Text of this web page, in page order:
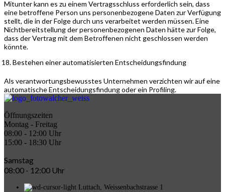
Mitunter kann es zu einem Vertragsschluss erforderlich sein, dass
eine betroffene Person uns personenbezogene Daten zur Verfügung
stellt, die in der Folge durch uns verarbeitet werden müssen. Eine
Nichtbereitstellung der personenbezogenen Daten hätte zur Folge,
dass der Vertrag mit dem Betroffenen nicht geschlossen werden
könnte.
Bestehen einer automatisierten Entscheidungsfindung
Als verantwortungsbewusstes Unternehmen verzichten wir auf eine
automatische Entscheidungsfindung oder ein Profiling.
Öffnungszeiten
Montag - Freitag
08:00 - 12:00 Uhr
15:00 - 18:30 Uhr
Samstag
08:00 - 12:00 Uhr
Luttach, Weissenbachstrasse 1